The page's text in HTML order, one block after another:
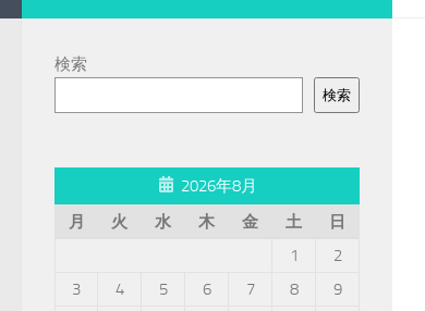
検索
検索
2026年8月
月
火 水 木 金 土
日
1
2
3
4 5 6 7 8
9